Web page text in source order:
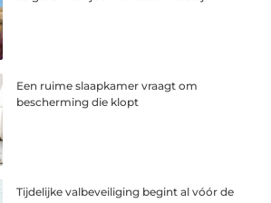
Een ruime slaapkamer vraagt om
bescherming die klopt
Tijdelijke valbeveiliging begint al vóór de